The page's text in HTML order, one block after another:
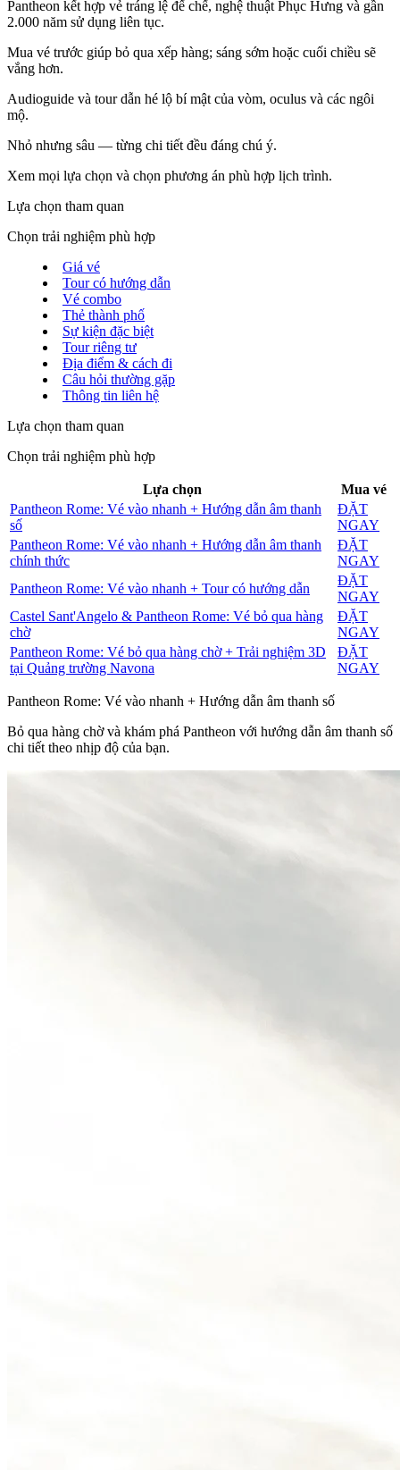
Pantheon kết hợp vẻ tráng lệ đế chế, nghệ thuật Phục Hưng và gần
2.000 năm sử dụng liên tục.
Mua vé trước giúp bỏ qua xếp hàng; sáng sớm hoặc cuối chiều sẽ
vắng hơn.
Audioguide và tour dẫn hé lộ bí mật của vòm, oculus và các ngôi
mộ.
Nhỏ nhưng sâu — từng chi tiết đều đáng chú ý.
Xem mọi lựa chọn và chọn phương án phù hợp lịch trình.
Lựa chọn tham quan
Chọn trải nghiệm phù hợp
Giá vé
Tour có hướng dẫn
Vé combo
Thẻ thành phố
Sự kiện đặc biệt
Tour riêng tư
Địa điểm & cách đi
Câu hỏi thường gặp
Thông tin liên hệ
Lựa chọn tham quan
Chọn trải nghiệm phù hợp
Lựa chọn
Mua vé
Pantheon Rome: Vé vào nhanh + Hướng dẫn âm thanh
số
ĐẶT
NGAY
Pantheon Rome: Vé vào nhanh + Hướng dẫn âm thanh
chính thức
ĐẶT
NGAY
Pantheon Rome: Vé vào nhanh + Tour có hướng dẫn
ĐẶT
NGAY
Castel Sant'Angelo & Pantheon Rome: Vé bỏ qua hàng
chờ
ĐẶT
NGAY
Pantheon Rome: Vé bỏ qua hàng chờ + Trải nghiệm 3D
tại Quảng trường Navona
ĐẶT
NGAY
Pantheon Rome: Vé vào nhanh + Hướng dẫn âm thanh số
Bỏ qua hàng chờ và khám phá Pantheon với hướng dẫn âm thanh số
chi tiết theo nhịp độ của bạn.